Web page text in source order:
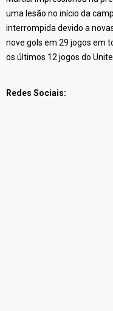
uma lesão no início da
interrompida devido a
nove gols em 29 jogos em
os últimos 12 jogos do
Redes Sociais: